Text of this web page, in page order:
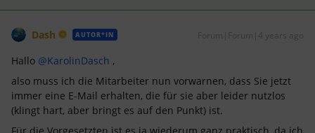
Dash AUTOR*IN Forum|Forum|4 years ago
Hallo @KarolinDasch ,
also muss ich die Mitarbeiter nun vorwarnen, dass Sie jetzt
immer eine E-Mail erhalten, die für sie aber leider nutzlos
(klingt hart, aber bringt es auf den Punkt) ist.